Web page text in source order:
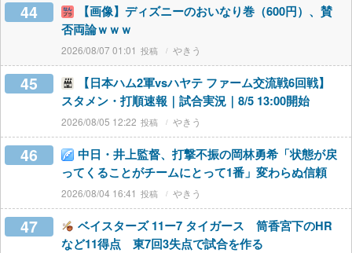
44
【画像】ディズニーのおいなり巻（600円）、賛
否両論ｗｗｗ
2026/08/07 01:01 やきう
45
【日本ハム2軍vsハヤテ ファーム交流戦6回戦】
スタメン・打順速報｜試合実況｜8/5 13:00開始
2026/08/05 12:22 やきう
46
中日・井上監督、打撃不振の岡林勇希「状態が戻
ってくることがチームにとって1番」変わらぬ信頼
2026/08/04 16:41 やきう
47
ベイスターズ 11ー7 タイガース 筒香宮下のHR
など11得点 東7回3失点で試合を作る